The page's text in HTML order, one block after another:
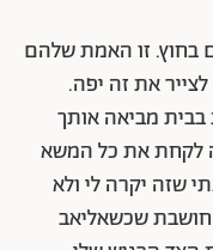
בחוץ. זו האמת שלהם
את זה יפה.
בבית מביאה אותך
לקחת את כל המשא
שזה יקרה לי ולא
חושבת שכשאליאב